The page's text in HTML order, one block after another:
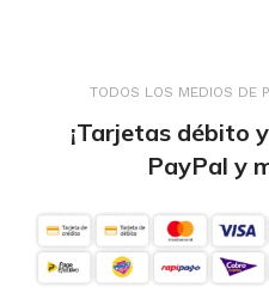
TODOS LOS MEDIOS DE
¡Tarjetas débito
PayPal y